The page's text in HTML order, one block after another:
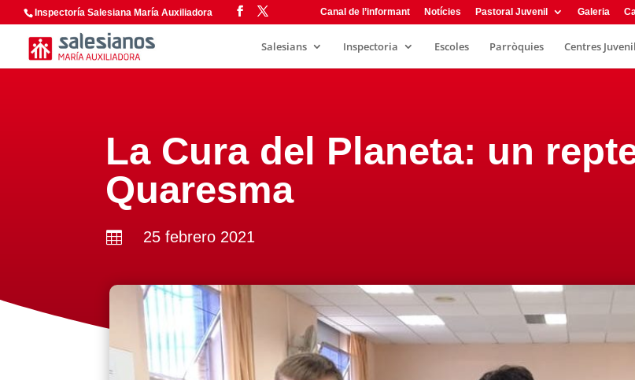
Inspectoría Salesiana María Auxiliadora Canal de l’informant Notícies Pastoral Juvenil Galeria
Salesians Inspectoria Escoles Parròquies Centres
La Cura del Planeta: un
Quaresma
 25 febrero 2021